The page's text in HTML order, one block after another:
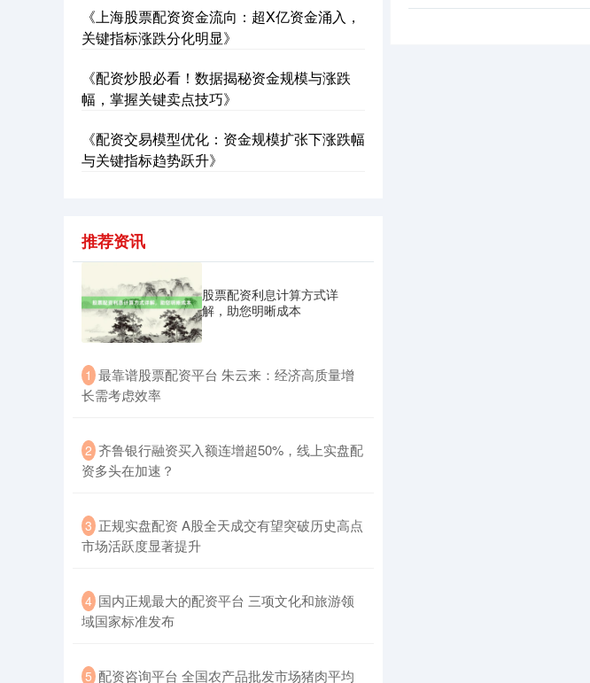
北证50
基金指数 7236.70 +6.90 +0.10%
《上海股票配资资金流向：超X亿资金涌入，
关键指标涨跌分化明显》
《配资炒股必看！数据揭秘资金规模与涨跌
幅，掌握关键卖点技巧》
《配资交易模型优化：资金规模扩张下涨跌幅
与关键指标趋势跃升》
推荐资讯
股票配资利息计算方式详
解，助您明晰成本
1 ​最靠谱股票配资平台 朱云来：经济高质量增
长需考虑效率
2 ​齐鲁银行融资买入额连增超50%，线上实盘配
资多头在加速？
3 ​正规实盘配资 A股全天成交有望突破历史高点
市场活跃度显著提升
4 ​国内正规最大的配资平台 三项文化和旅游领
域国家标准发布
5 ​配资咨询平台 全国农产品批发市场猪肉平均